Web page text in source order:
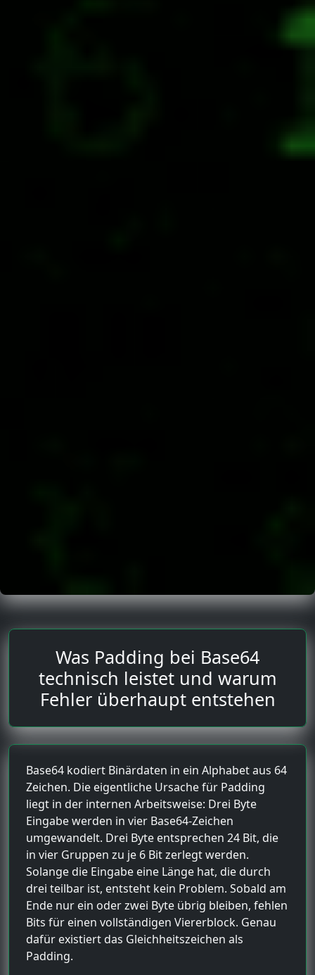
Was Padding bei Base64
technisch leistet und warum
Fehler überhaupt entstehen
Base64 kodiert Binärdaten in ein Alphabet aus 64
Zeichen. Die eigentliche Ursache für Padding
liegt in der internen Arbeitsweise: Drei Byte
Eingabe werden in vier Base64-Zeichen
umgewandelt. Drei Byte entsprechen 24 Bit, die
in vier Gruppen zu je 6 Bit zerlegt werden.
Solange die Eingabe eine Länge hat, die durch
drei teilbar ist, entsteht kein Problem. Sobald am
Ende nur ein oder zwei Byte übrig bleiben, fehlen
Bits für einen vollständigen Viererblock. Genau
dafür existiert das Gleichheitszeichen als
Padding.